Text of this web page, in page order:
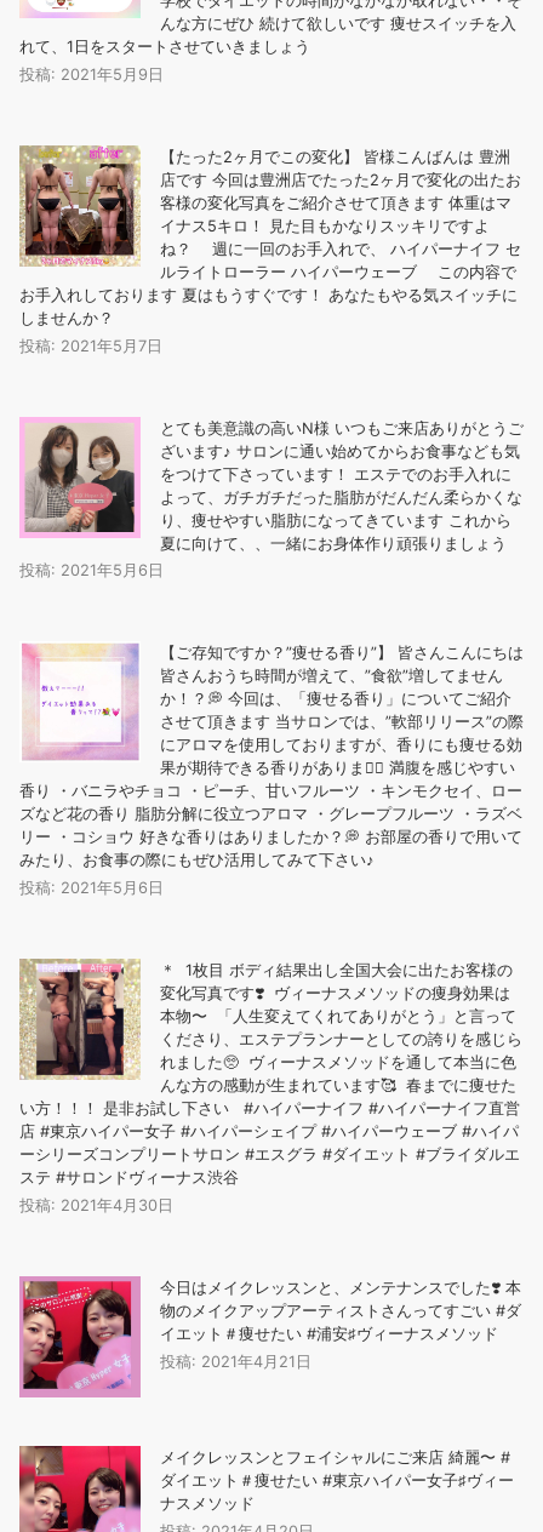
んな方にぜひ️ 続けて欲しいです 痩せスイッチを入
れて、1日をスタートさせていきましょう
投稿: 2021年5月9日
【たった2ヶ月でこの変化︎】 皆様こんばんは 豊洲
店です 今回は豊洲店でたった2ヶ月で変化の出たお
客様の変化写真をご紹介させて頂きます️ 体重はマ
イナス5キロ！ 見た目もかなりスッキリですよ
ね？ 週に一回のお手入れで、 ️ハイパーナイフ ️セ
ルライトローラー ️ハイパーウェーブ この内容で
お手入れしております 夏はもうすぐです！ あなたもやる気スイッチに
しませんか？
投稿: 2021年5月7日
とても美意識の高いN様️ いつもご来店ありがとうご
ざいます♪ サロンに通い始めてからお食事なども気
をつけて下さっています！ エステでのお手入れに
よって、ガチガチだった脂肪がだんだん柔らかくな
り、痩せやすい脂肪になってきています これから
夏に向けて、、一緒にお身体作り頑張りましょう
投稿: 2021年5月6日
【ご存知ですか？”痩せる香り”】 皆さんこんにちは
皆さんおうち時間が増えて、”食欲”増してません
か！？💭 今回は、「痩せる香り」についてご紹介
させて頂きます 当サロンでは、”軟部リリース”の際
にアロマを使用しておりますが、香りにも痩せる効
果が期待できる香りがあります🏻 ️満腹を感じやすい
香り ・バニラやチョコ ・ピーチ、甘いフルーツ ・キンモクセイ、ロー
ズなど花の香り ️脂肪分解に役立つアロマ ・グレープフルーツ ・ラズベ
リー ・コショウ 好きな香りはありましたか？💭 お部屋の香りで用いて
みたり、お食事の際にもぜひ活用してみて下さい♪
投稿: 2021年5月6日
＊ 1枚目 ボディ結果出し全国大会に出たお客様の
変化写真です❣️ ヴィーナスメソッドの痩身効果は
本物〜️ 「人生変えてくれてありがとう」と言って
くださり、エステプランナーとしての誇りを感じら
れました🥺 ヴィーナスメソッドを通して本当に色
んな方の感動が生まれています🥰 春までに痩せた
い方！！！ 是非お試し下さい #ハイパーナイフ #ハイパーナイフ直営
店 #東京ハイパー女子 #ハイパーシェイプ #ハイパーウェーブ #ハイパ
ーシリーズコンプリートサロン #エスグラ #ダイエット #ブライダルエ
ステ #サロンドヴィーナス渋谷
投稿: 2021年4月30日
今日はメイクレッスンと、メンテナンスでした❣️ 本
物のメイクアップアーティストさんってすごい #ダ
イエット＃痩せたい #浦安♯ヴィーナスメソッド
投稿: 2021年4月21日
メイクレッスンとフェイシャルにご来店️ 綺麗〜 #
ダイエット＃痩せたい #東京ハイパー女子♯ヴィー
ナスメソッド